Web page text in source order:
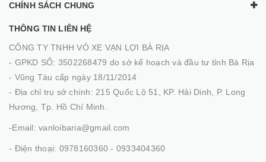
CHÍNH SÁCH CHUNG
THÔNG TIN LIÊN HỆ
CÔNG TY TNHH VỎ XE VẠN LỢI BÀ RỊA
- GPKD SỐ: 3502268479 do sở kế hoạch và đầu tư tỉnh Bà Rịa
- Vũng Tàu cấp ngày 18/11/2014
- Địa chỉ trụ sở chính: 215 Quốc Lộ 51, KP. Hải Dinh, P. Long
Hương, Tp. Hồ Chí Minh.
-Email: vanloibaria@gmail.com
- Điện thoại: 0978160360 - 0933404360